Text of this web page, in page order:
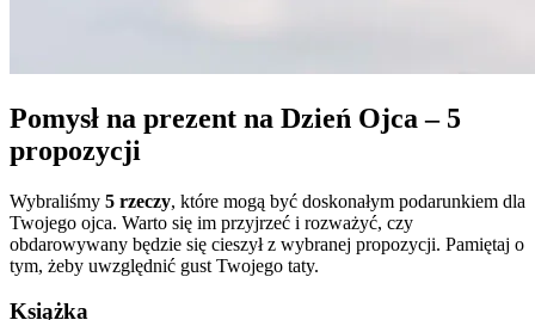
Pomysł na prezent na Dzień Ojca – 5
propozycji
Wybraliśmy 5 rzeczy, które mogą być doskonałym podarunkiem dla
Twojego ojca. Warto się im przyjrzeć i rozważyć, czy
obdarowywany będzie się cieszył z wybranej propozycji. Pamiętaj o
tym, żeby uwzględnić gust Twojego taty.
Książka